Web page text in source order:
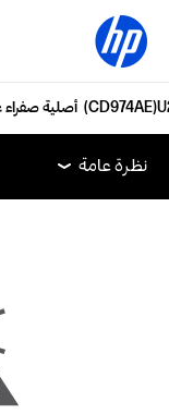
خرطوشة طباعة حبرية HP 920XL‏ أصلية صفراء عالية الإنتاجية (CD974AE)
نظرة عامة
نظرة عامة